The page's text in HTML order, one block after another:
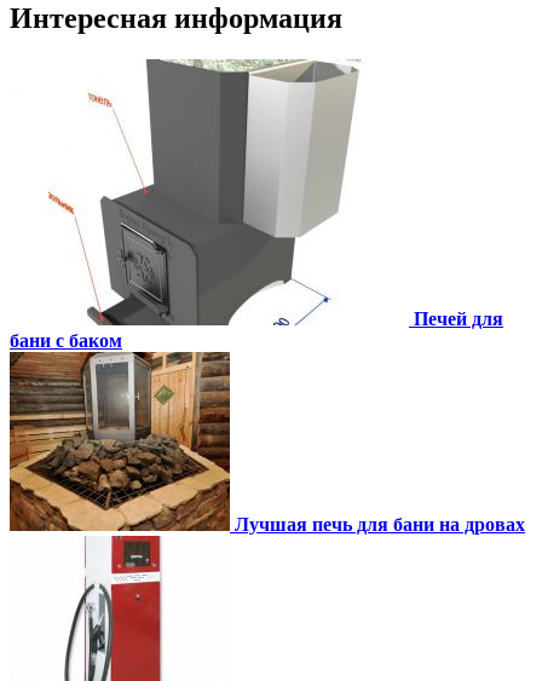
Интересная информация
Печей для
бани с баком
Лучшая печь для бани на дровах